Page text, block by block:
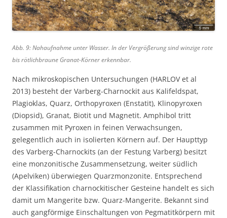
Abb. 9: Nahaufnahme unter Wasser. In der Vergrößerung sind winzige rote
bis rötlichbraune Granat-Körner erkennbar.
Nach mikroskopischen Untersuchungen (HARLOV et al
2013) besteht der Varberg-Charnockit aus Kalifeldspat,
Plagioklas, Quarz, Orthopyroxen (Enstatit), Klinopyroxen
(Diopsid), Granat, Biotit und Magnetit. Amphibol tritt
zusammen mit Pyroxen in feinen Verwachsungen,
gelegentlich auch in isolierten Körnern auf. Der Haupttyp
des Varberg-Charnockits (an der Festung Varberg) besitzt
eine monzonitische Zusammensetzung, weiter südlich
(Apelviken) überwiegen Quarzmonzonite. Entsprechend
der Klassifikation charnockitischer Gesteine handelt es sich
damit um Mangerite bzw. Quarz-Mangerite. Bekannt sind
auch gangförmige Einschaltungen von Pegmatitkörpern mit